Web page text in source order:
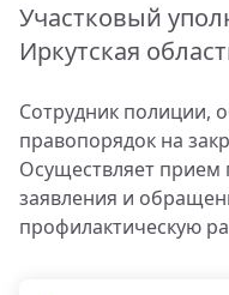
Участковый
Иркутская
Сотрудник полиции,
правопорядок на
Осуществляет прием
заявления и
профилактическую